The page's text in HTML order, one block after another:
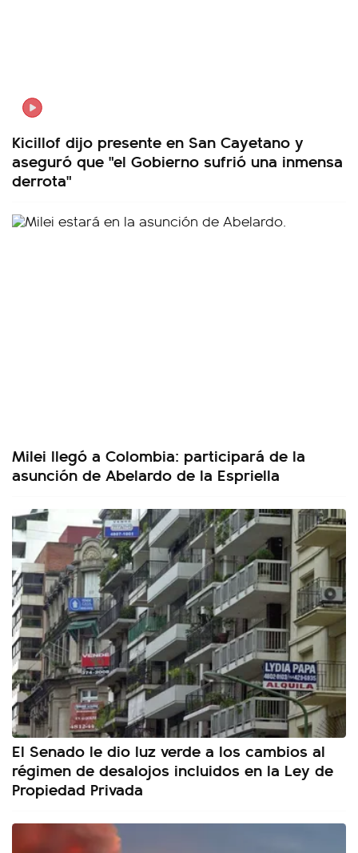
Kicillof dijo presente en San Cayetano y
aseguró que "el Gobierno sufrió una inmensa
derrota"
Milei llegó a Colombia: participará de la
asunción de Abelardo de la Espriella
El Senado le dio luz verde a los cambios al
régimen de desalojos incluidos en la Ley de
Propiedad Privada